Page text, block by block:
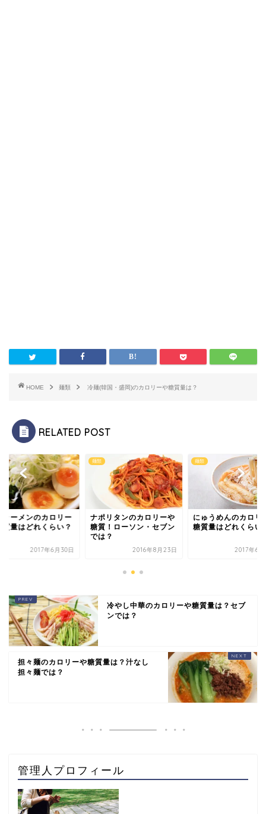
HOME 麺類 冷麺(韓国・盛岡)のカロリーや糖質量は？
RELATED POST
ラーメンのカロリー
質量はどれくらい？
2017年6月30日
麺類
ナポリタンのカロリーや
糖質！ローソン・セブン
では？
2016年8月23日
麺類
にゅうめんのカロリ
糖質量はどれくらい
2017年6
冷やし中華のカロリーや糖質量は？セブ
ンでは？
担々麺のカロリーや糖質量は？汁なし
担々麺では？
管理人プロフィール